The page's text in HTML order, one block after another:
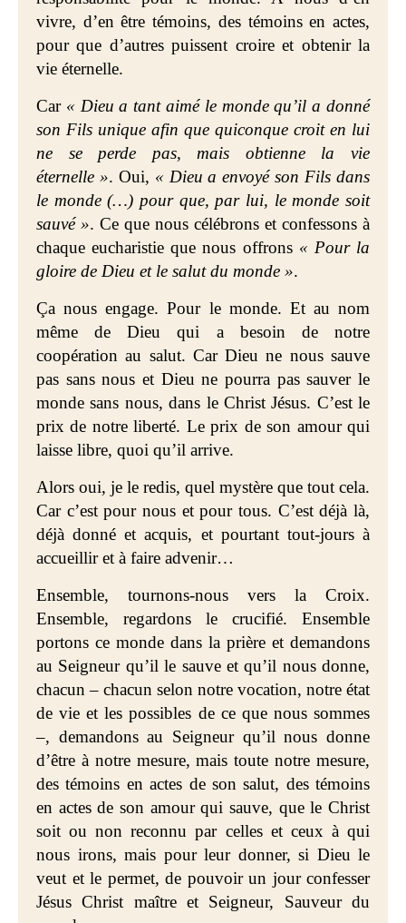
vivre, d’en être témoins, des témoins en actes,
pour que d’autres puissent croire et obtenir la
vie éternelle.
Car « Dieu a tant aimé le monde qu’il a donné
son Fils unique afin que quiconque croit en lui
ne se perde pas, mais obtienne la vie
éternelle ». Oui, « Dieu a envoyé son Fils dans
le monde (…) pour que, par lui, le monde soit
sauvé ». Ce que nous célébrons et confessons à
chaque eucharistie que nous offrons « Pour la
gloire de Dieu et le salut du monde ».
Ça nous engage. Pour le monde. Et au nom
même de Dieu qui a besoin de notre
coopération au salut. Car Dieu ne nous sauve
pas sans nous et Dieu ne pourra pas sauver le
monde sans nous, dans le Christ Jésus. C’est le
prix de notre liberté. Le prix de son amour qui
laisse libre, quoi qu’il arrive.
Alors oui, je le redis, quel mystère que tout cela.
Car c’est pour nous et pour tous. C’est déjà là,
déjà donné et acquis, et pourtant tout-jours à
accueillir et à faire advenir…
Ensemble, tournons-nous vers la Croix.
Ensemble, regardons le crucifié. Ensemble
portons ce monde dans la prière et demandons
au Seigneur qu’il le sauve et qu’il nous donne,
chacun – chacun selon notre vocation, notre état
de vie et les possibles de ce que nous sommes
–, demandons au Seigneur qu’il nous donne
d’être à notre mesure, mais toute notre mesure,
des témoins en actes de son salut, des témoins
en actes de son amour qui sauve, que le Christ
soit ou non reconnu par celles et ceux à qui
nous irons, mais pour leur donner, si Dieu le
veut et le permet, de pouvoir un jour confesser
Jésus Christ maître et Seigneur, Sauveur du